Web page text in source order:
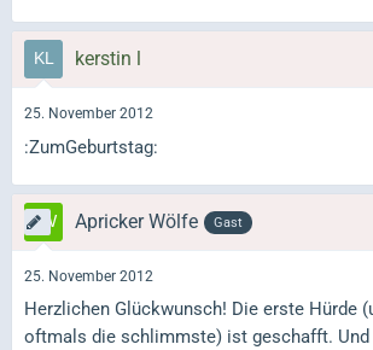
kerstin l
25. November 2012
:ZumGeburtstag:
Apricker Wölfe Gast
25. November 2012
Herzlichen Glückwunsch! Die erste Hürde
oftmals die schlimmste) ist geschafft. Und